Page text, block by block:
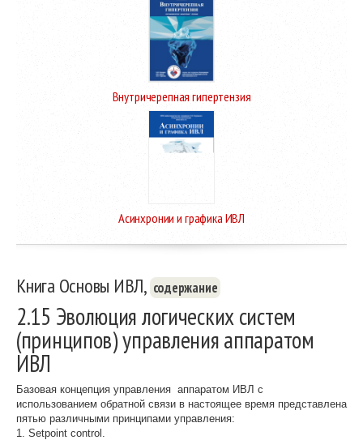
Внутричерепная гипертензия
Асинхронии и графика ИВЛ
Книга Основы ИВЛ, содержание
2.15 Эволюция логических систем
(принципов) управления аппаратом
ИВЛ
Базовая концепция управления аппаратом ИВЛ с
использованием обратной связи в настоящее время представлена
пятью различными принципами управления:
1. Setpoint control.